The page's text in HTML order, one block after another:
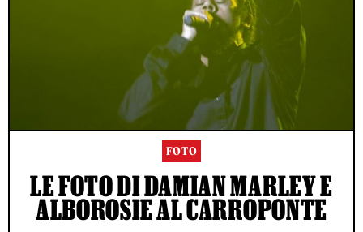
FOTO
LE FOTO DI DAMIAN MARLEY E
ALBOROSIE AL CARROPONTE